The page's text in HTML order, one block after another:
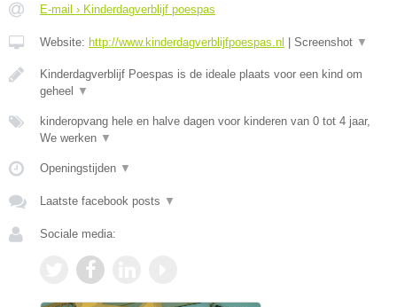
E-mail › Kinderdagverblijf poespas
Website: http://www.kinderdagverblijfpoespas.nl Screenshot ▼
Kinderdagverblijf Poespas is de ideale plaats voor een kind om
geheel
▼
kinderopvang hele en halve dagen voor kinderen van 0 tot 4 jaar,
We werken ▼
Openingstijden ▼
Laatste facebook posts ▼
Sociale media: